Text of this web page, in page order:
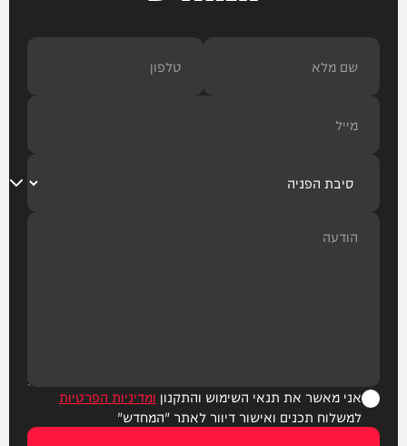
אני מאשר את תנאי השימוש והתקנון ומדיניות הפרטיות
למשלוח תכנים ואישור דיוור לאתר "המחדש"